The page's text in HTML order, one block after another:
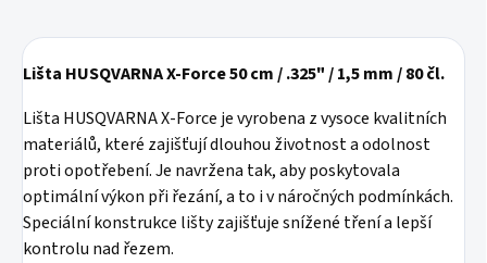
Lišta HUSQVARNA X-Force 50 cm / .325" / 1,5 mm / 80 čl.
Lišta HUSQVARNA X-Force je vyrobena z vysoce kvalitních
materiálů, které zajišťují dlouhou životnost a odolnost
proti opotřebení. Je navržena tak, aby poskytovala
optimální výkon při řezání, a to i v náročných podmínkách.
Speciální konstrukce lišty zajišťuje snížené tření a lepší
kontrolu nad řezem.